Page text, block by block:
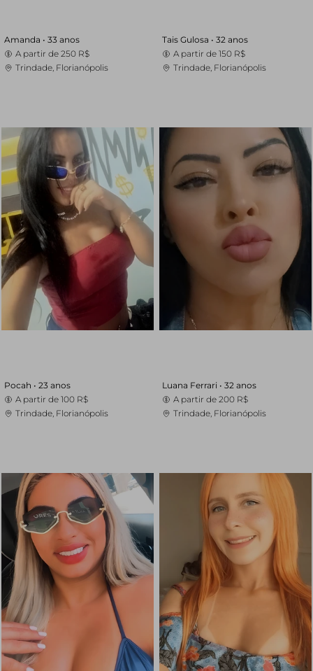
Amanda • 33 anos
A partir de 250 R$
Trindade, Florianópolis
Tais Gulosa • 32 anos
A partir de 150 R$
Trindade, Florianópolis
Pocah • 23 anos
A partir de 100 R$
Trindade, Florianópolis
Luana Ferrari • 32 anos
A partir de 200 R$
Trindade, Florianópolis